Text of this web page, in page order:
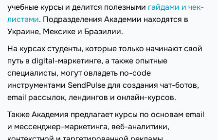
учебные курсы и делится полезными гайдами и чек-
листами. Подразделения Академии находятся в
Украине, Мексике и Бразилии.
На курсах студенты, которые только начинают свой
путь в digital-маркетинге, а также опытные
специалисты, могут овладеть no-code
инструментами SendPulse для создания чат-ботов,
email рассылок, лендингов и онлайн-курсов.
Также Академия предлагает курсы по основам email
и мессенджер-маркетинга, веб-аналитики,